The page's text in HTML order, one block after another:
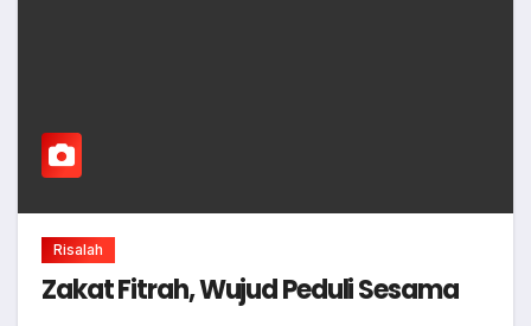
Risalah
Zakat Fitrah, Wujud Peduli Sesama